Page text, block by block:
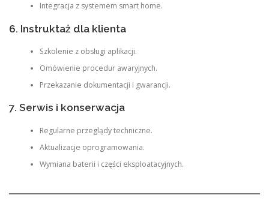
Integracja z systemem smart home.
6. Instruktaż dla klienta
Szkolenie z obsługi aplikacji.
Omówienie procedur awaryjnych.
Przekazanie dokumentacji i gwarancji.
7. Serwis i konserwacja
Regularne przeglądy techniczne.
Aktualizacje oprogramowania.
Wymiana baterii i części eksploatacyjnych.